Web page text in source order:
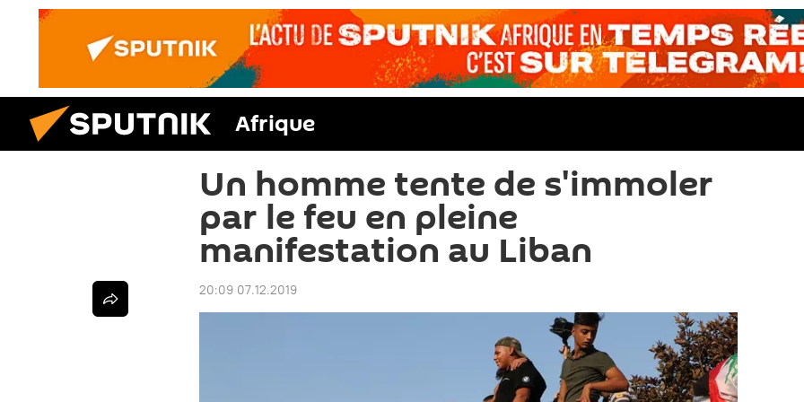
Afrique
Un homme tente de s'immoler
par le feu en pleine
manifestation au Liban
20:09 07.12.2019